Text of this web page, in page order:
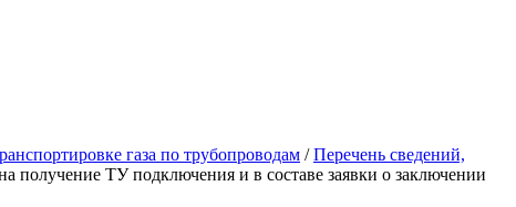
газа по трубопроводам /Перечень сведений,
получение ТУ подключения и в составе заявки о заключении